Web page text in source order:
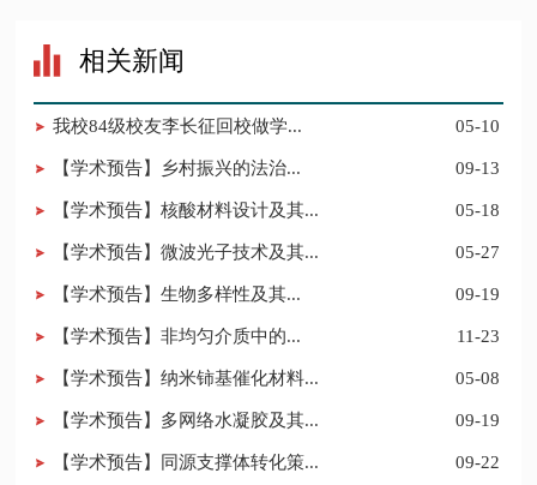
相关新闻
​我校84级校友李长征回校做学... 05-10
​【学术预告】乡村振兴的法治... 09-13
【学术预告】核酸材料设计及其... 05-18
【学术预告】微波光子技术及其... 05-27
​【学术预告】生物多样性及其... 09-19
​【学术预告】非均匀介质中的... 11-23
【学术预告】纳米铈基催化材料... 05-08
【学术预告】多网络水凝胶及其... 09-19
【学术预告】同源支撑体转化策... 09-22